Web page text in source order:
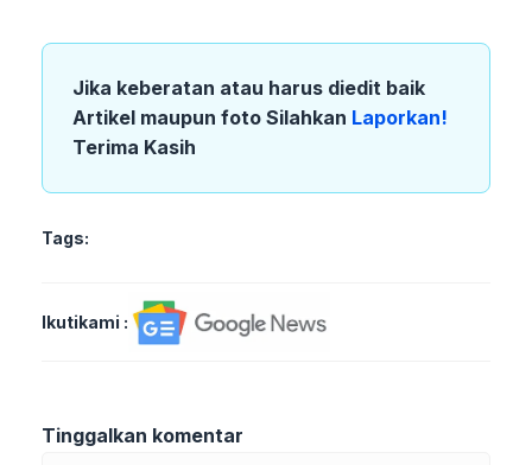
Jika keberatan atau harus diedit baik
Artikel maupun foto Silahkan Laporkan!
Terima Kasih
Tags:
Ikutikami :
Tinggalkan komentar